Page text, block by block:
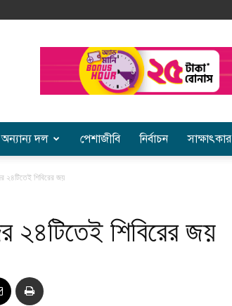
অন্যান্য দল পেশাজীবি নির্বাচন সাক্ষাৎকার
২৪টিতেই শিবিরের জয়
২৪টিতেই শিবিরের জয়